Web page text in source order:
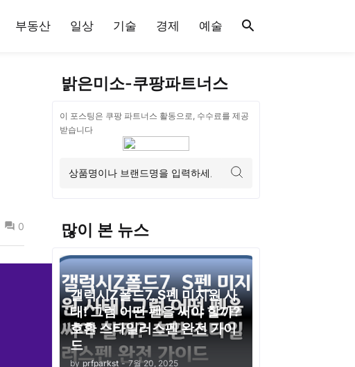
부동산 일상 기술 경제 예술
0
밝은미소-쿠팡파트너스
이 포스팅은 쿠팡 파트너스 활동으로, 수수료를 제공
받습니다
많이 본 뉴스
갤럭시Z폴드7, S펜 미지원 사
태! 그럼 어떤 펜을 써야 할까?
호환 스타일러스펜 완전 가이
드
by prfparkst - 7월 20, 2025